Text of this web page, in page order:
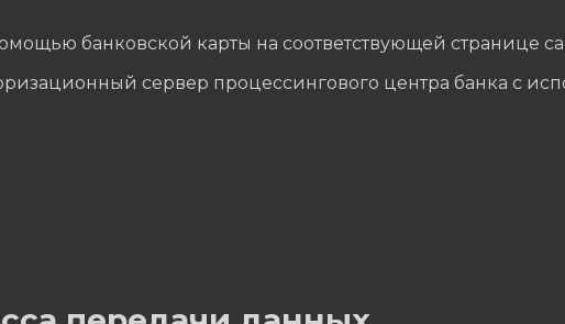
банковской карты на соответствующей странице
сервер процессингового центра банка с